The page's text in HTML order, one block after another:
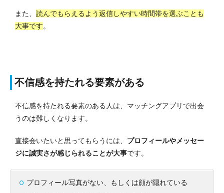
また、 読んでもらえるよう返信しやすい時間帯を選ぶことも
大事です。
不信感を持たれる要素がある
不信感を持たれる要素のある人は、マッチングアプリで出会
うのは難しくなります。
直接会いたいと思ってもらうには、 プロフィールやメッセー
ジに誠実さが感じられることが大事です。
プロフィール写真がない、もしくは顔が隠れている